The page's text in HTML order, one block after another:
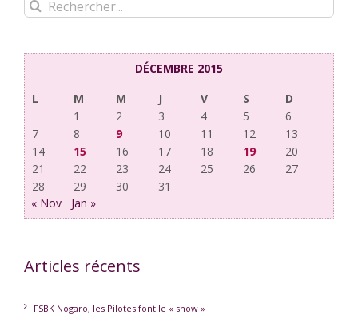
DÉCEMBRE 2015
L
M M J V S
D
1
2 3 4 5
6
7
8 9 10 11 12
13
14
15 16 17 18 19
20
21
22 23 24 25 26
27
28
29 30
31
« Nov
Jan »
Articles récents
FSBK Nogaro, les Pilotes font le « show » !